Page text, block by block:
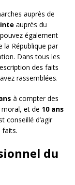
auprès de
auprès du
également
la République par
Dans tous les
des faits
rassemblées.
à compter des
et de 10 ans
conseillé d’agir
faits.
du